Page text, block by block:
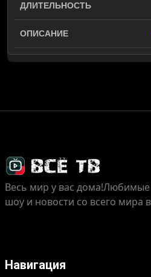
Весь мир у вас дома!Любимые
шоу и новости со всего мира
Навигация